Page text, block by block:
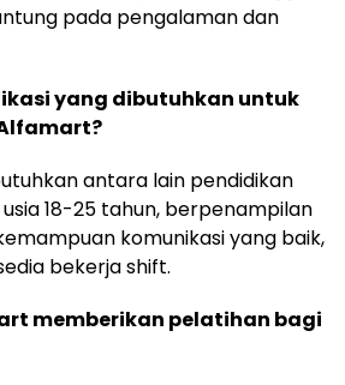
pada pengalaman dan
yang dibutuhkan untuk
antara lain pendidikan
usia 18-25 tahun, berpenampilan
komunikasi yang baik,
bekerja shift.
memberikan pelatihan bagi